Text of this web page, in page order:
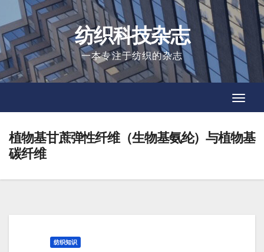
to
content
纺织科技杂志
一本专注于纺织的杂志
植物基甘蔗弹性纤维（生物基氨纶）与植物基
碳纤维
纺织知识